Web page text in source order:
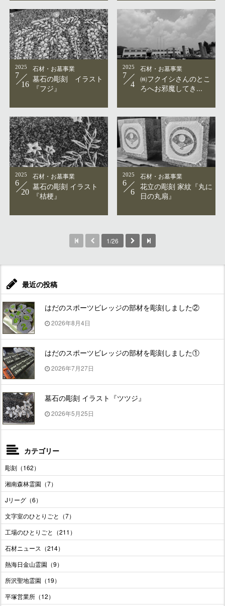
2025
7
16
石材・お墓事業
墓石の彫刻 イラスト
『フジ』
2025
7
4
石材・お墓事業
㈱フクイシさんのとこ
ろへお邪魔してき...
2025
6
20
石材・お墓事業
墓石の彫刻 イラスト
『桔梗』
2025
6
6
石材・お墓事業
花立の彫刻 家紋『丸に
日の丸扇』
1/26
最近の投稿
はだのスポーツビレッジの部材を彫刻しました②
2026年8月4日
はだのスポーツビレッジの部材を彫刻しました①
2026年7月27日
墓石の彫刻 イラスト『ツツジ』
2026年5月25日
カテゴリー
彫刻（162）
湘南森林霊園（7）
Jリーグ（6）
文字室のひとりごと（7）
工場のひとりごと（211）
石材ニュース（214）
熱海日金山霊園（9）
所沢聖地霊園（19）
平塚営業所（12）